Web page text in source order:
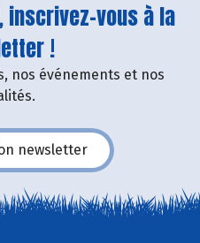
inscrivez-vous à la
!
nos événements et nos
newsletter